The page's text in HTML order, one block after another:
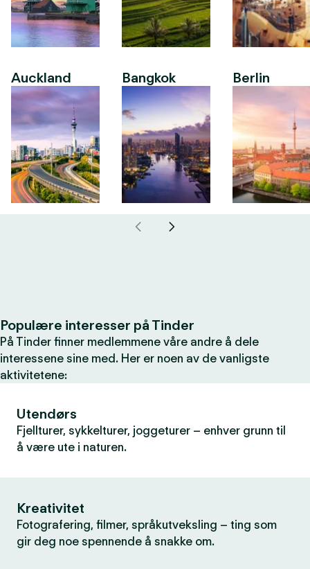
Auckland Bangkok Berlin
Populære interesser på Tinder
På Tinder finner medlemmene våre andre å dele
interessene sine med. Her er noen av de vanligste
aktivitetene:
Utendørs
Fjellturer, sykkelturer, joggeturer – enhver grunn til
å være ute i naturen.
Kreativitet
Fotografering, filmer, språkutveksling – ting som
gir deg noe spennende å snakke om.